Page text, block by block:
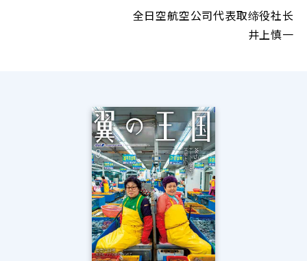
全日空航空公司代表取缔役社长
井上慎一